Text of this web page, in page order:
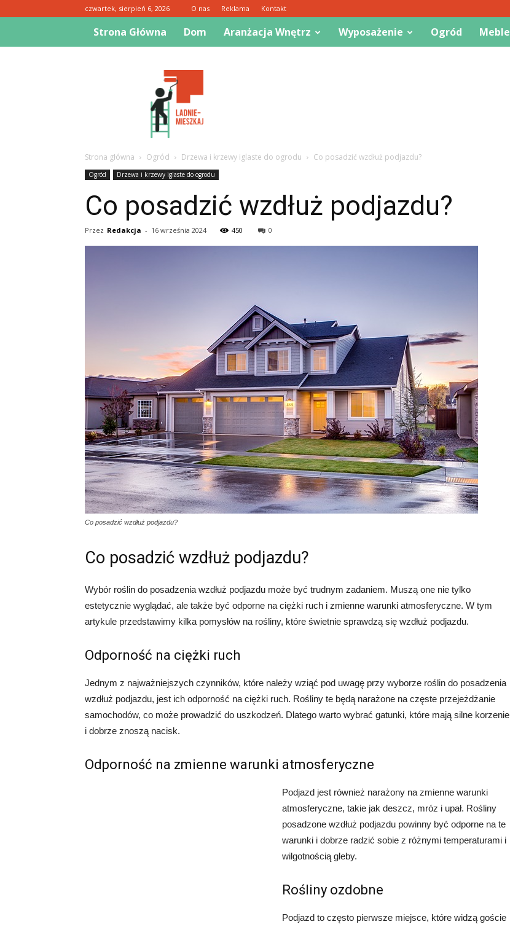
czwartek, sierpień 6, 2026 O nas Reklama Kontakt
Strona Główna Dom Aranżacja Wnętrz Wyposażenie Ogród Meble
Strona główna Ogród Drzewa i krzewy iglaste do ogrodu Co posadzić wzdłuż podjazdu?
Ogród Drzewa i krzewy iglaste do ogrodu
Co posadzić wzdłuż podjazdu?
Przez Redakcja - 16 września 2024 450 0
Co posadzić wzdłuż podjazdu?
Co posadzić wzdłuż podjazdu?
Wybór roślin do posadzenia wzdłuż podjazdu może być trudnym zadaniem. Muszą one nie tylko
estetycznie wyglądać, ale także być odporne na ciężki ruch i zmienne warunki atmosferyczne. W tym
artykule przedstawimy kilka pomysłów na rośliny, które świetnie sprawdzą się wzdłuż podjazdu.
Odporność na ciężki ruch
Jednym z najważniejszych czynników, które należy wziąć pod uwagę przy wyborze roślin do posadzenia
wzdłuż podjazdu, jest ich odporność na ciężki ruch. Rośliny te będą narażone na częste przejeżdżanie
samochodów, co może prowadzić do uszkodzeń. Dlatego warto wybrać gatunki, które mają silne korzenie
i dobrze znoszą nacisk.
Odporność na zmienne warunki atmosferyczne
Podjazd jest również narażony na zmienne warunki
atmosferyczne, takie jak deszcz, mróz i upał. Rośliny
posadzone wzdłuż podjazdu powinny być odporne na te
warunki i dobrze radzić sobie z różnymi temperaturami i
wilgotnością gleby.
Rośliny ozdobne
Podjazd to często pierwsze miejsce, które widzą goście